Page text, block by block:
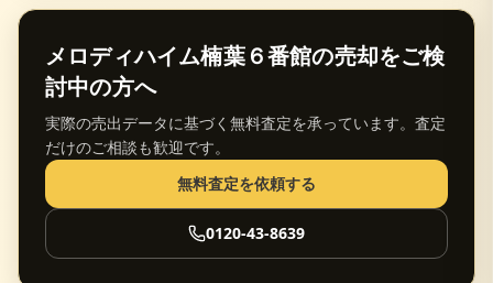
メロディハイム楠葉６番館の売却をご検
討中の方へ
実際の売出データに基づく無料査定を承っています。査定
だけのご相談も歓迎です。
無料査定を依頼する
0120-43-8639